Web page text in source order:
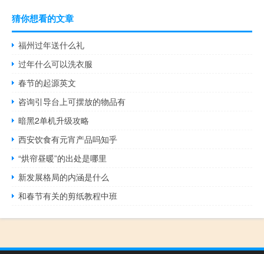
猜你想看的文章
福州过年送什么礼
过年什么可以洗衣服
春节的起源英文
咨询引导台上可摆放的物品有
暗黑2单机升级攻略
西安饮食有元宵产品吗知乎
“烘帘昼暖”的出处是哪里
新发展格局的内涵是什么
和春节有关的剪纸教程中班